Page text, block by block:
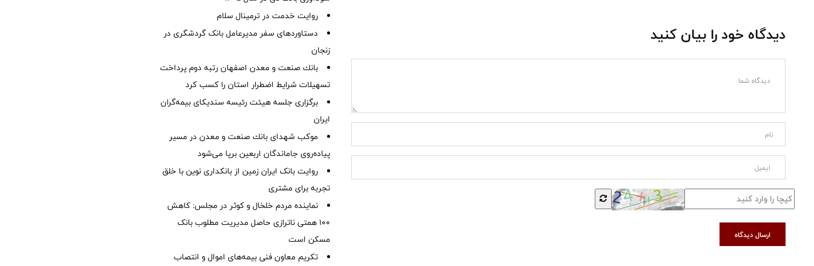
دیدگاه خود را بیان کنید
ارسال دیدگاه
روایت خدمت در ترمینال سلام
دستاوردهای سفر مدیرعامل بانک گردشگری در
زنجان
بانك صنعت و معدن اصفهان رتبه دوم پرداخت
تسهیلات شرایط اضطرار استان را كسب كرد
برگزاری جلسه هیئت رئیسه سندیکای بیمه‌گران
ایران
موكب شهدای بانك صنعت و معدن در مسیر
پیاده‌روی جاماندگان اربعین برپا می‌شود
روایت بانک ایران زمین از بانکداری نوین با خلق
تجربه برای مشتری
نماینده مردم خلخال و کوثر در مجلس: کاهش
۱۰۰ همتی ناترازی حاصل مدیریت مطلوب بانک
مسکن است
تکریم معاون فنی بیمه‌های اموال و انتصاب